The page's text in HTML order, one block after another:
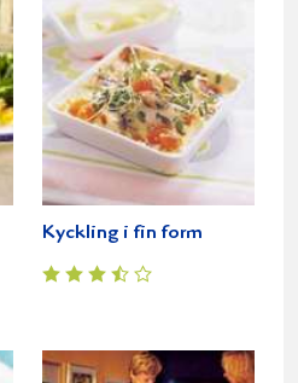
Kyckling i fin form